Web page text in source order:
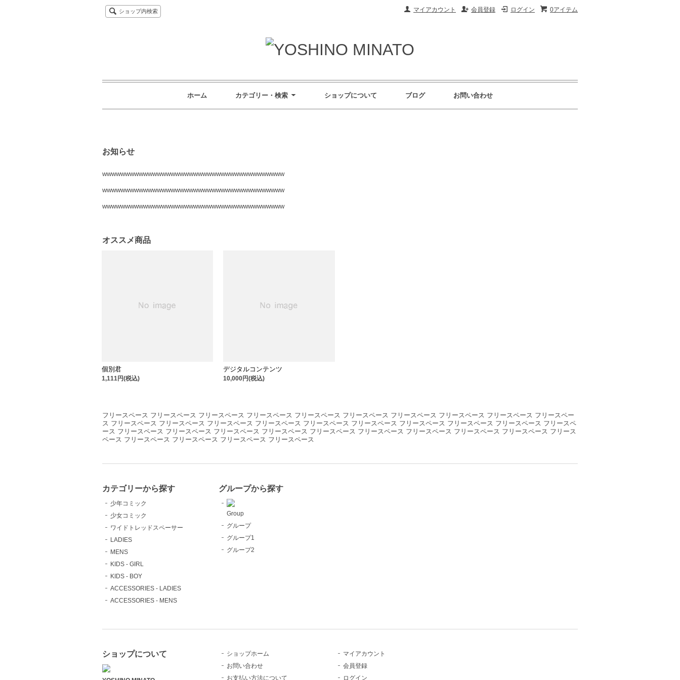
0アイテム
ログイン
会員登録
マイアカウント
ショップ内検索
ホーム カテゴリー・検索 ショップについて ブログ お問い合わせ
お知らせ
wwwwwwwwwwwwwwwwwwwwwwwwwwwwwwwwwwwwwwww
wwwwwwwwwwwwwwwwwwwwwwwwwwwwwwwwwwwwwwww
wwwwwwwwwwwwwwwwwwwwwwwwwwwwwwwwwwwwwwww
オススメ商品
個別君
1,111円(税込)
デジタルコンテンツ
10,000円(税込)
フリースペース フリースペース フリースペース フリースペース フリースペース フリースペース フリースペース フリースペース フリースペース フリースペー
ス フリースペース フリースペース フリースペース フリースペース フリースペース フリースペース フリースペース フリースペース フリースペース フリースペ
ース フリースペース フリースペース フリースペース フリースペース フリースペース フリースペース フリースペース フリースペース フリースペース フリース
ペース フリースペース フリースペース フリースペース フリースペース
カテゴリーから探す
少年コミック
少女コミック
ワイドトレッドスペーサー
LADIES
MENS
KIDS - GIRL
KIDS - BOY
ACCESSORIES - LADIES
ACCESSORIES - MENS
グループから探す
Group
グループ
グループ1
グループ2
ショップについて
ショップホーム
お問い合わせ
お支払い方法について
マイアカウント
会員登録
ログイン